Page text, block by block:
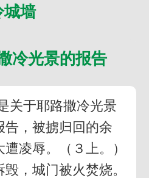
城墙
冷光景的报告
关于耶路撒冷光景
告，被掳归回的余
凌辱。（３上。）
，城门被火焚烧。